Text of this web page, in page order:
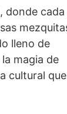
donde cada
lleno de
magia de
cultural que